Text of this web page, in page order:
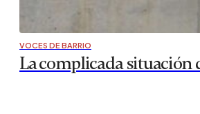
VOCES DE BARRIO
La complicada situación